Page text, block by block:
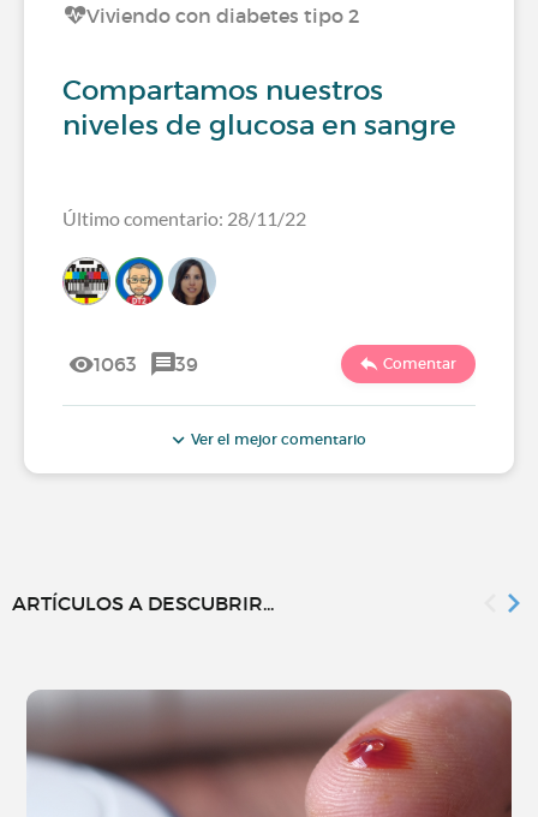
Viviendo con diabetes tipo 2
Compartamos nuestros
niveles de glucosa en sangre
Último comentario: 28/11/22
1063 39 Comentar
Ver el mejor comentario
ARTÍCULOS A DESCUBRIR...